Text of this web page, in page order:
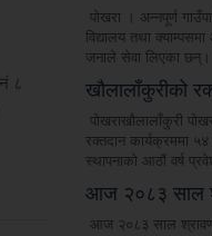
८
पोखरा । अन्नपूर्ण
विद्यालय तथा
जनाले सेवा लिएका छन्।
खौलालाँकुरीको
पोखराखौलालाँकुरी
रक्तदान कार्यक्रममा
स्थापनाको आठौं वर्ष
आज २०८३ साल
आज २०८३ साल श्रावण